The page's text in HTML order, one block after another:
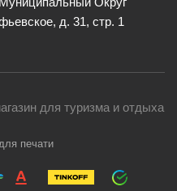
д. 31, стр. 1
для туризма и отдыха
печати